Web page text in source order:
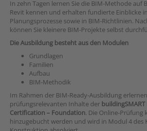
In zehn Tagen lernen Sie die BIM-Methode auf
Revit kennen und erhalten fundierte Einblicke
Planungsprozesse sowie in BIM-Richtlinien.
können Sie kleinere BIM-Projekte selbst
Die Ausbildung besteht aus den Modulen
Grundlagen
Familien
Aufbau
BIM-Methodik
Im Rahmen der BIM-Ready-Ausbildung
prüfungsrelevanten Inhalte der buildingSMART
Certification – Foundation. Die Online-Prüfung
hinzugebucht werden und wird in Modul 4 des